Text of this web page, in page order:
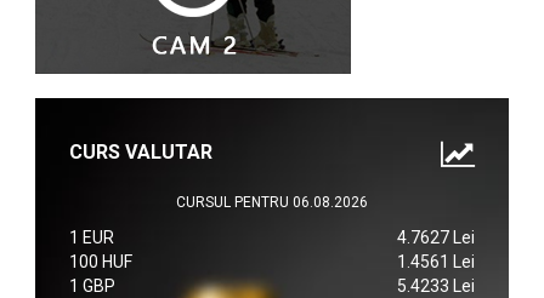
CURS VALUTAR
CURSUL PENTRU 06.08.2026
1 EUR
4.7627 Lei
100 HUF
1.4561 Lei
1 GBP
5.4233 Lei